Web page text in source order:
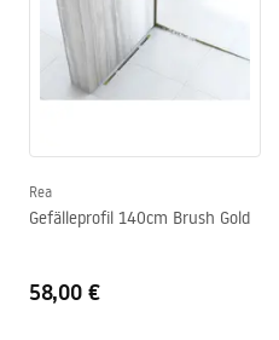
Rea
Gefälleprofil 140cm Brush Gold
58,00 €